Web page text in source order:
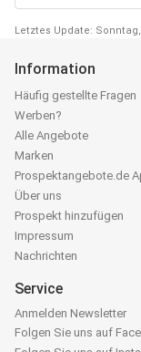
Letztes Update:
Information
Häufig gestellte Fragen
Werben?
Alle Angebote
Marken
Prospektangebote.de
Über uns
Prospekt hinzufügen
Impressum
Nachrichten
Service
Anmelden Newsletter
Folgen Sie uns auf